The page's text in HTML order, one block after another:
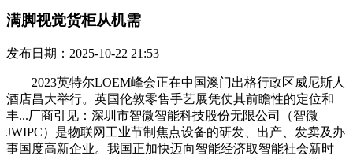
满脚视觉货柜从机需
发布日期：2025-10-22 21:53
2023英特尔LOEM峰会正在中国澳门出格行政区威尼斯人
酒店昌大举行。英国伦敦零售手艺展凭仗其前瞻性的定位和
丰...厂商引见：深圳市智微智能科技股份无限公司（智微
JWIPC）是物联网工业节制焦点设备的研发、出产、发卖及办
事国度高新企业。我国正加快迈向智能经济取智能社会新时